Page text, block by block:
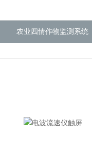
农业四情作物监测系统